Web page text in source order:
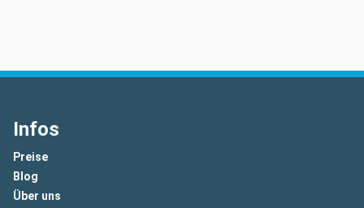
Infos
Preise
Blog
Über uns